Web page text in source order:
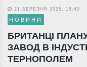
21 БЕРЕЗНЯ 2025, 15:40
НОВИНИ
БРИТАНЦІ
ЗАВОД В
ТЕРНОПОЛЕМ